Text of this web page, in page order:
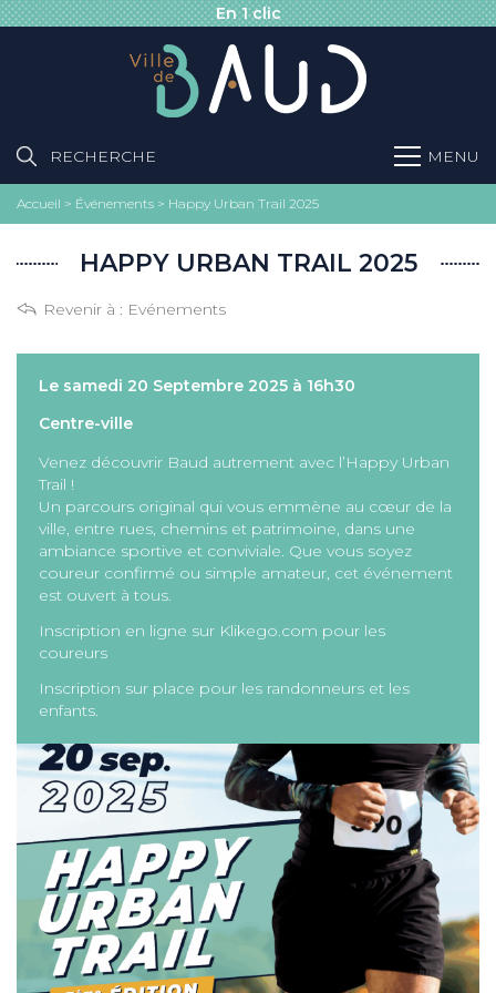
En 1 clic
RECHERCHE MENU
Accueil > Événements > Happy Urban Trail 2025
HAPPY URBAN TRAIL 2025
Revenir à : Evénements
Le samedi 20 Septembre 2025 à 16h30
Centre-ville
Venez découvrir Baud autrement avec l’Happy Urban
Trail !
Un parcours original qui vous emmène au cœur de la
ville, entre rues, chemins et patrimoine, dans une
ambiance sportive et conviviale. Que vous soyez
coureur confirmé ou simple amateur, cet événement
est ouvert à tous.
Inscription en ligne sur Klikego.com pour les
coureurs
Inscription sur place pour les randonneurs et les
enfants.